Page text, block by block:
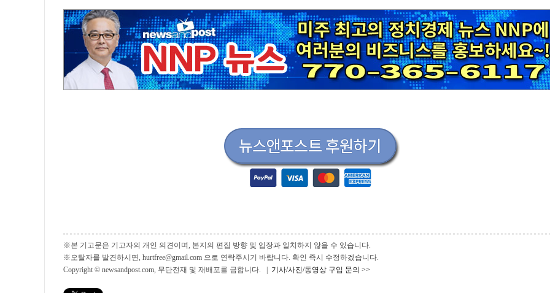
※본 기고문은 기고자의 개인 의견이며, 본지의 편집 방향 및 입장과 일치하지 않을 수 있습니다.
※오탈자를 발견하시면, hurtfree@gmail.com 으로 연락주시기 바랍니다. 확인 즉시 수정하겠습니다.
Copyright © newsandpost.com, 무단전재 및 재배포를 금합니다. | 기사/사진/동영상 구입 문의 >>